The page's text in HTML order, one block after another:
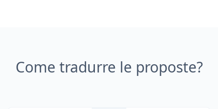
Come tradurre le proposte?